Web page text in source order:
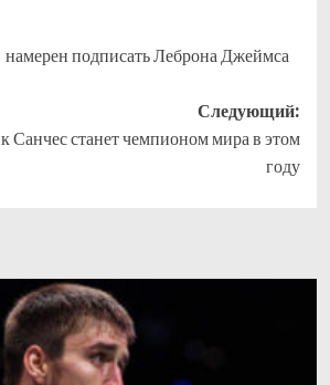
подписать Леброна Джеймса
Следующий:
станет чемпионом мира в этом
году